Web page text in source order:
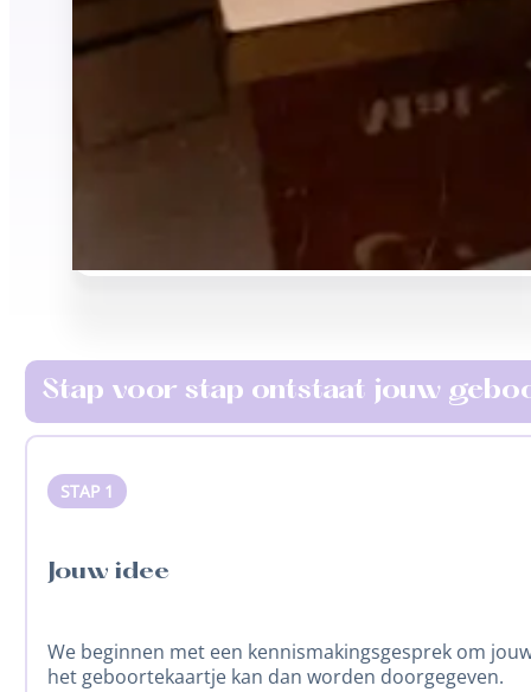
Stap voor stap ontstaat jouw
Jouw idee
We beginnen met een kennismakingsgesprek om
het geboortekaartje kan dan worden doorgegeven.
STAP 1